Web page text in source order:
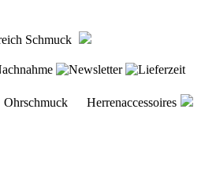
Schmuck
Herrenaccessoires